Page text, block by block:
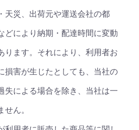
天災、出荷元や運送会社の都
どにより納期・配達時間に変動
ります。それにより、利用者お
損害が生じたとしても、当社の
失による場合を除き、当社は一
ん。